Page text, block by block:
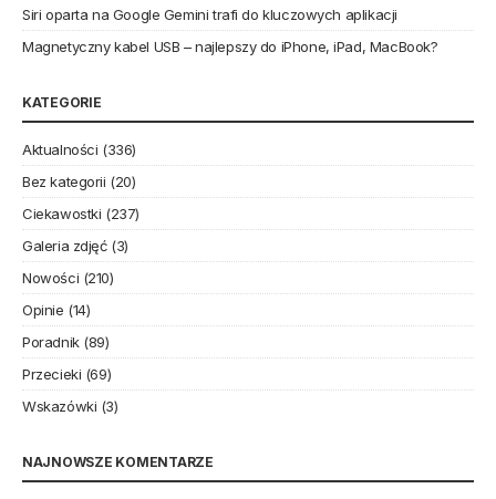
Siri oparta na Google Gemini trafi do kluczowych aplikacji
Magnetyczny kabel USB – najlepszy do iPhone, iPad, MacBook?
KATEGORIE
Aktualności (336)
Bez kategorii (20)
Ciekawostki (237)
Galeria zdjęć(3)
Nowości (210)
Opinie (14)
Poradnik(89)
Przecieki (69)
Wskazówki (3)
NAJNOWSZE KOMENTARZE